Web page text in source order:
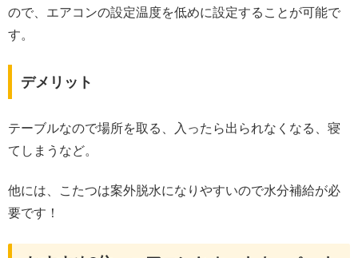
ので、エアコンの設定温度を低めに設定することが可能で
す。
デメリット
テーブルなので場所を取る、入ったら出られなくなる、寝
てしまうなど。
他には、こたつは案外脱水になりやすいので水分補給が必
要です！